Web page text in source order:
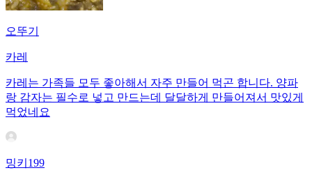
오뚜기
카레
카레는 가족들 모두 좋아해서 자주 만들어 먹곤 합니다. 양파
랑 감자는 필수로 넣고 만드는데 달달하게 만들어져서 맛있게
먹었네요
밍키199